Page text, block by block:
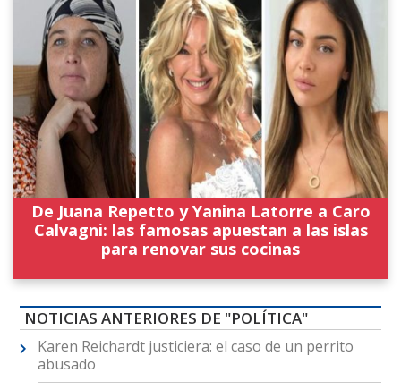
De Juana Repetto y Yanina Latorre a Caro
Calvagni: las famosas apuestan a las islas
para renovar sus cocinas
NOTICIAS ANTERIORES DE "POLÍTICA"
Karen Reichardt justiciera: el caso de un perrito
abusado